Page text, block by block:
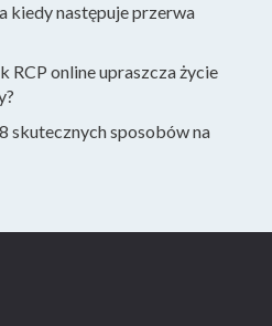
kiedy następuje przerwa
RCP online upraszcza życie
skutecznych sposobów na